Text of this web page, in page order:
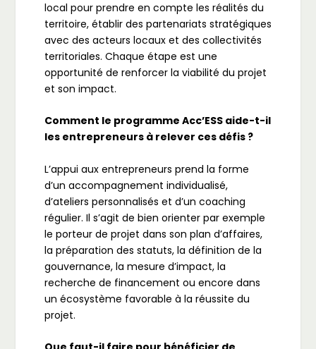
local pour prendre en compte les réalités du
territoire, établir des partenariats stratégiques
avec des acteurs locaux et des collectivités
territoriales. Chaque étape est une
opportunité de renforcer la viabilité du projet
et son impact.
Comment le programme Acc’ESS aide-t-il
les entrepreneurs à relever ces défis ?
L’appui aux entrepreneurs prend la forme
d’un accompagnement individualisé,
d’ateliers personnalisés et d’un coaching
régulier. Il s’agit de bien orienter par exemple
le porteur de projet dans son plan d’affaires,
la préparation des statuts, la définition de la
gouvernance, la mesure d’impact, la
recherche de financement ou encore dans
un écosystème favorable à la réussite du
projet.